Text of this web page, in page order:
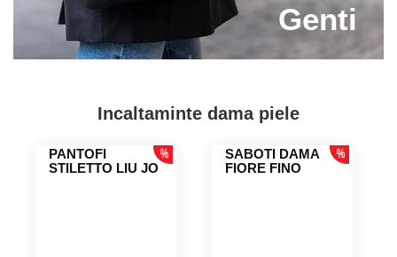
Genti
Incaltaminte dama piele
PANTOFI
STILETTO LIU JO
SABOTI DAMA
FIORE FINO